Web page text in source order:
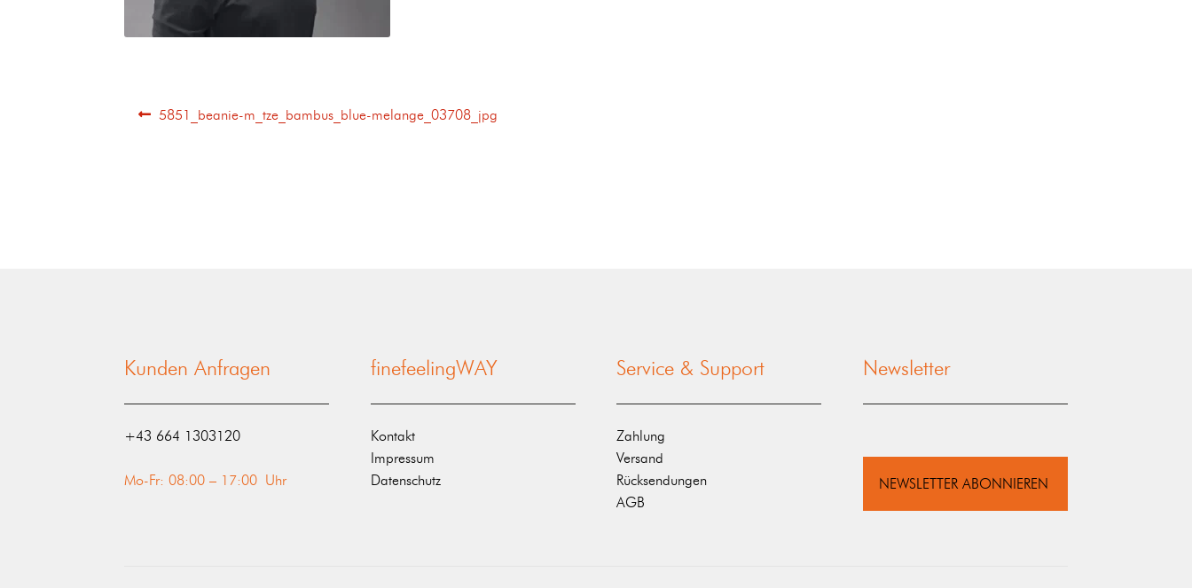
5851_beanie-m_tze_bambus_blue-melange_03708_jpg
Kunden Anfragen
‭+43 664 1303120‬
Mo-Fr: 08:00 – 17:00 Uhr
finefeelingWAY
Kontakt
Impressum
Datenschutz
Service & Support
Zahlung
Versand
Rücksendungen
AGB
Newsletter
NEWSLETTER ABONNIEREN